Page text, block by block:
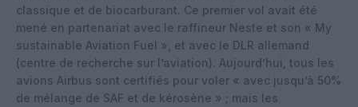
classique et de biocarburant. Ce premier vol avait été
mené en partenariat avec le raffineur Neste et son « My
sustainable Aviation Fuel », et avec le DLR allemand
(centre de recherche sur l’aviation). Aujourd’hui, tous les
avions Airbus sont certifiés pour voler « avec jusqu’à 50%
de mélange de SAF et de kérosène » ; mais les